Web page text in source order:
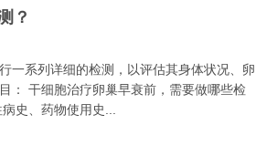
？
一系列详细的检测，以评估其身体状况、卵
： 干细胞治疗卵巢早衰前，需要做哪些检
史、药物使用史...